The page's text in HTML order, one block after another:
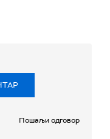
Пошаљи одговор